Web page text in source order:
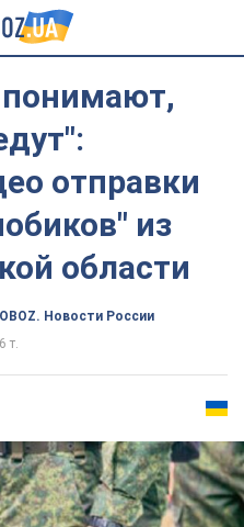
отправки
из
области
OBOZ. Новости России
т.